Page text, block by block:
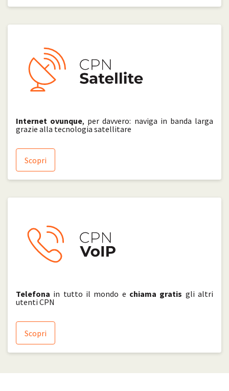
Internet ovunque, per davvero: naviga in banda larga
grazie alla tecnologia satellitare
Scopri
Telefona in tutto il mondo e chiama gratis gli altri
utenti CPN
Scopri